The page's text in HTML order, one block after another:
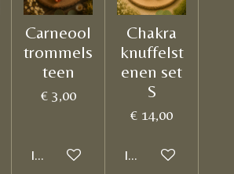
Carneool
trommels
teen
€ 3,00
In winkelwagen
Chakra
knuffelst
enen set
S
€ 14,00
In winkelwagen